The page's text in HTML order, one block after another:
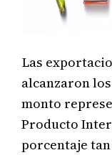
Las
alcanzaron
monto
Producto
porcentaje